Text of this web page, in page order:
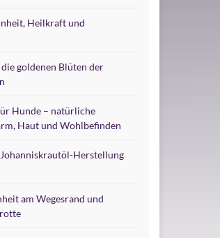
Heilkraft und
goldenen Blüten der
Hunde – natürliche
Haut und Wohlbefinden
Herstellung
am Wegesrand und